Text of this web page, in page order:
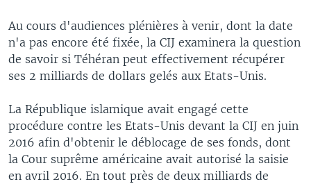
Au cours d'audiences plénières à venir, dont la date
n'a pas encore été fixée, la CIJ examinera la question
de savoir si Téhéran peut effectivement récupérer
ses 2 milliards de dollars gelés aux Etats-Unis.
La République islamique avait engagé cette
procédure contre les Etats-Unis devant la CIJ en juin
2016 afin d'obtenir le déblocage de ses fonds, dont
la Cour suprême américaine avait autorisé la saisie
en avril 2016. En tout près de deux milliards de